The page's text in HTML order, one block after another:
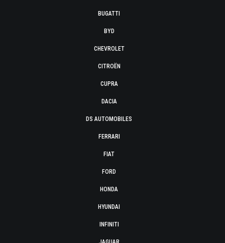
BUGATTI
BYD
CHEVROLET
CITROËN
CUPRA
DACIA
DS AUTOMOBILES
FERRARI
FIAT
FORD
HONDA
HYUNDAI
INFINITI